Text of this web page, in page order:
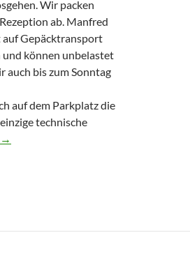
Wir packen
ab. Manfred
Gepäcktransport
und können unbelastet
auch bis zum Sonntag
auf dem Parkplatz die
technische
der Tauber – Bad Mergentheim
→